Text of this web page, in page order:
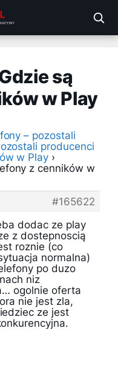
są
w Play
– pozostali
producenci
w Play ›
z cenników w
#165622
dodac ze play
z dostepnoscią
roznie (co
normalna)
po duzo
niz
ogolnie oferta
nie jest zla,
ze jest